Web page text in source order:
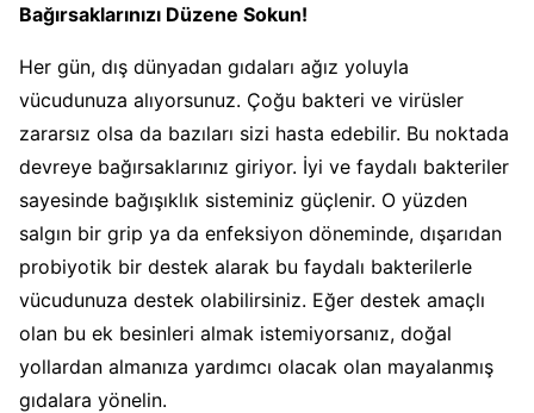
Bağırsaklarınızı Düzene Sokun!
Her gün, dış dünyadan gıdaları ağız yoluyla
vücudunuza alıyorsunuz. Çoğu bakteri ve virüsler
zararsız olsa da bazıları sizi hasta edebilir. Bu noktada
devreye bağırsaklarınız giriyor. İyi ve faydalı bakteriler
sayesinde bağışıklık sisteminiz güçlenir. O yüzden
salgın bir grip ya da enfeksiyon döneminde, dışarıdan
probiyotik bir destek alarak bu faydalı bakterilerle
vücudunuza destek olabilirsiniz. Eğer destek amaçlı
olan bu ek besinleri almak istemiyorsanız, doğal
yollardan almanıza yardımcı olacak olan mayalanmış
gıdalara yönelin.